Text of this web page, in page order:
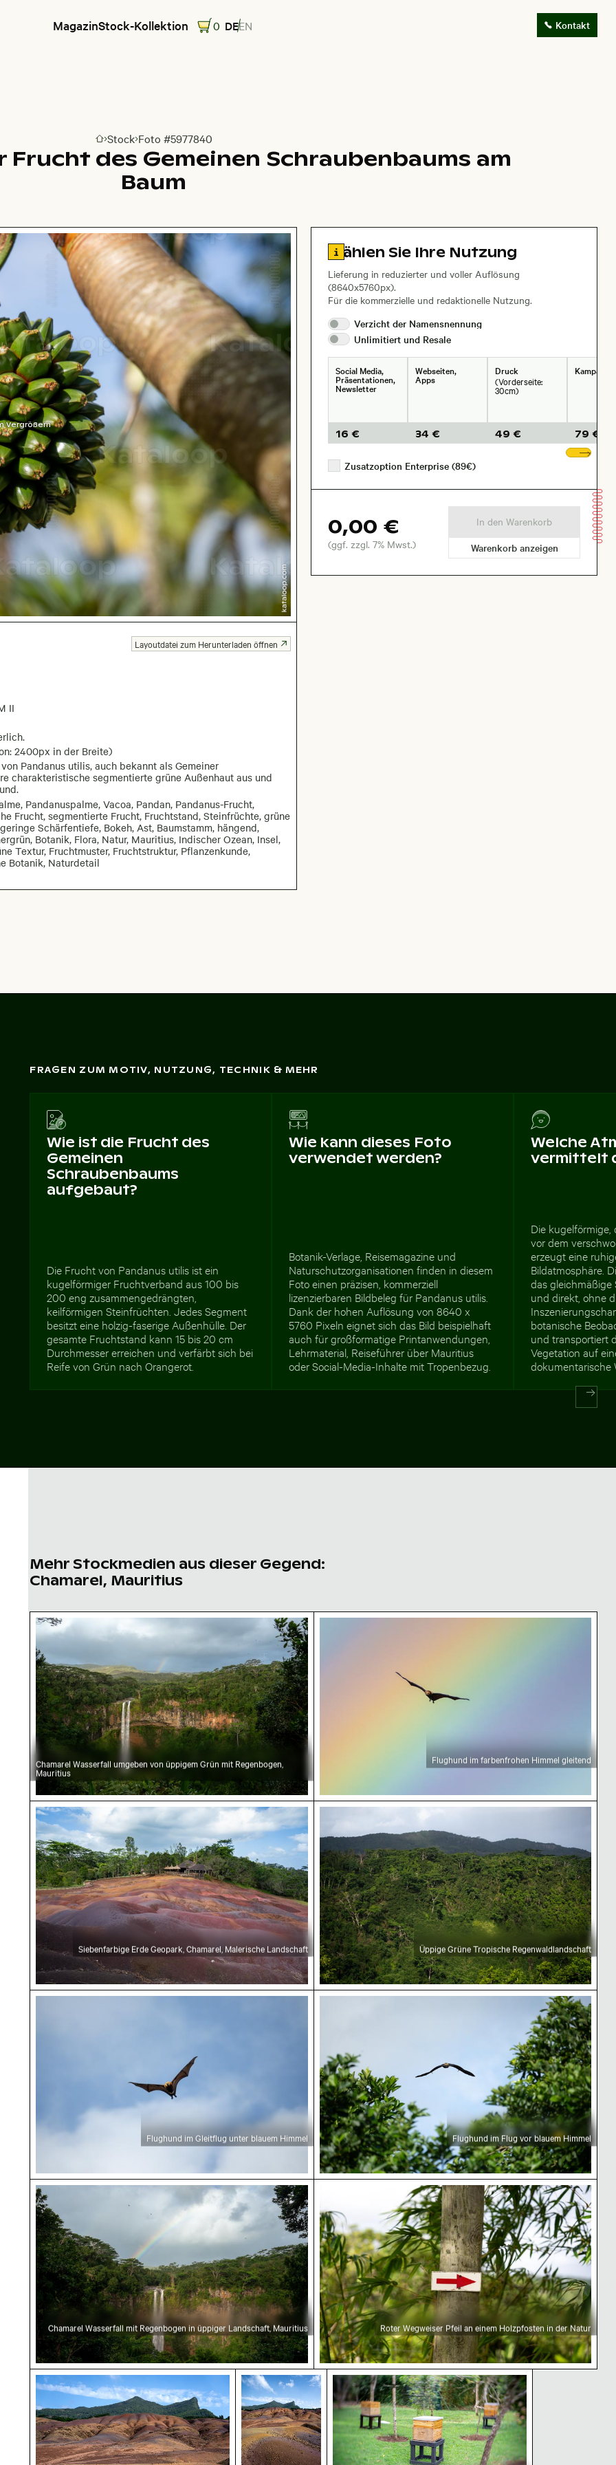
MagazinStock-Kollektion 0 DEEN Kontakt
Zur Homepage
Stock Foto #5977840
Frucht des Gemeinen Schraubenbaums am
Baum
Vergrößern
II
2400px in der Breite)
Pandanus utilis, auch bekannt als Gemeiner
charakteristische segmentierte grüne Außenhaut aus und
Pandanuspalme, Vacoa, Pandan, Pandanus-Frucht,
Frucht, segmentierte Frucht, Fruchtstand, Steinfrüchte, grüne
Schärfentiefe, Bokeh, Ast, Baumstamm, hängend,
Botanik, Flora, Natur, Mauritius, Indischer Ozean, Insel,
Textur, Fruchtmuster, Fruchtstruktur, Pflanzenkunde,
Botanik, Naturdetail
Layoutdatei zum Herunterladen öffnen
Zu den Lizenzinformationen springen
Wählen Sie Ihre Nutzung
Lieferung in reduzierter und voller Auflösung
(8640x5760px).
Für die kommerzielle und redaktionelle Nutzung.
Verzicht der Namensnennung
Unlimitiert und Resale
Social Media,
Präsentationen,
Newsletter
16 €
Webseiten,
Apps
34 €
Druck
(Vorderseite:
30cm)
49 €
79 €
Zusatzoption Enterprise (89€)
0,00 €
(ggf. zzgl. 7% Mwst.)
In den Warenkorb
Warenkorb anzeigen
FRAGEN ZUM MOTIV, NUTZUNG, TECHNIK & MEHR
Wie ist die Frucht des
Gemeinen
Schraubenbaums
aufgebaut?
Die Frucht von Pandanus utilis ist ein
kugelförmiger Fruchtverband aus 100 bis
200 eng zusammengedrängten,
keilförmigen Steinfrüchten. Jedes Segment
besitzt eine holzig-faserige Außenhülle. Der
gesamte Fruchtstand kann 15 bis 20 cm
Durchmesser erreichen und verfärbt sich bei
Reife von Grün nach Orangerot.
Wie kann dieses Foto
verwendet werden?
Botanik-Verlage, Reisemagazine und
Naturschutzorganisationen finden in diesem
Foto einen präzisen, kommerziell
lizenzierbaren Bildbeleg für Pandanus utilis.
Dank der hohen Auflösung von 8640 x
5760 Pixeln eignet sich das Bild beispielhaft
auch für großformatige Printanwendungen,
Lehrmaterial, Reiseführer über Mauritius
oder Social-Media-Inhalte mit Tropenbezug.
Welche
vermittelt
Die
vor dem
erzeugt eine
Bildatmosphäre.
das
und direkt, ohne
botanische
und transportiert
Vegetation auf
dokumentarische
Mehr Stockmedien aus dieser Gegend:
Chamarel, Mauritius
Chamarel Wasserfall umgeben von üppigem Grün mit Regenbogen, Mauritius
Chamarel Wasserfall umgeben von üppigem Grün mit Regenbogen,
Mauritius
Flughund im farbenfrohen Himmel gleitend
Flughund im farbenfrohen Himmel gleitend
Siebenfarbige Erde Geopark, Chamarel, Malerische Landschaft
Siebenfarbige Erde Geopark, Chamarel, Malerische Landschaft
Üppige Grüne Tropische Regenwaldlandschaft
Üppige Grüne Tropische Regenwaldlandschaft
Flughund im Gleitflug unter blauem Himmel
Flughund im Gleitflug unter blauem Himmel
Flughund im Flug vor blauem Himmel
Flughund im Flug vor blauem Himmel
Chamarel Wasserfall mit Regenbogen in üppiger Landschaft, Mauritius
Chamarel Wasserfall mit Regenbogen in üppiger Landschaft, Mauritius
Roter Wegweiser Pfeil an einem Holzpfosten in
Roter Wegweiser Pfeil an einem Holzpfosten in der Natur
Siebenfarbige Erde Geopark, Chamarel, Malerische LandschaftSiebenfarbige Erde Geopark, Chamarel, Malerische Landschaft
Holzbienenstock auf Ständer im grünen Garten